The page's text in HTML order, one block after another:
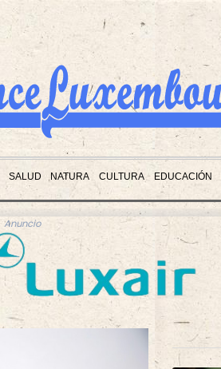
SALUD NATURA CULTURA EDUCACIÓN
Anuncio